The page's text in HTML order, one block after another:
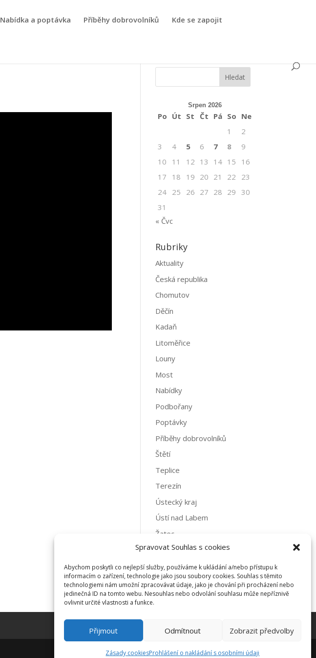
Spravovat Souhlas s cookies
Abychom poskytli co nejlepší služby, používáme k ukládání a/nebo přístupu k
informacím o zařízení, technologie jako jsou soubory cookies. Souhlas s těmito
technologiemi nám umožní zpracovávat údaje, jako je chování při procházení nebo
jedinečná ID na tomto webu. Nesouhlas nebo odvolání souhlasu může nepříznivě
ovlivnit určité vlastnosti a funkce.
Přijmout Odmítnout Zobrazit předvolby
Zásady cookiesProhlášení o nakládání s osobními údaji
Nabídka a poptávka Příběhy dobrovolníků Kde se zapojit
Srpen 2026
Po Út St Čt Pá So Ne
1
2
3
4 5 6 7 8
9
10
11 12 13 14 15
16
17
18 19 20 21 22
23
24 25 26 27 28 29
30
31
« Čvc
Rubriky
Aktuality
Česká republika
Chomutov
Děčín
Kadaň
Litoměřice
Louny
Most
Nabídky
Podbořany
Poptávky
Příběhy dobrovolníků
Štětí
Teplice
Terezín
Ústecký kraj
Ústí nad Labem
Žatec
Archivy